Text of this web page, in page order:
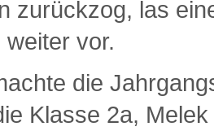
zurückzog, las
vor.
die
Klasse 2a,